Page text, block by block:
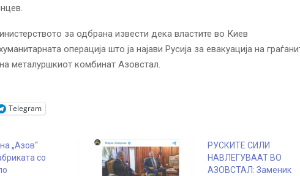
за одбрана извести дека властите во Киев
операција што ја најави Русија за евакуација на
на металуршкиот комбинат Азовстал.
Telegram
„Азов“
со
РУСКИТЕ СИЛИ
НАВЛЕГУВААТ ВО
АЗОВСТАЛ: Заменик